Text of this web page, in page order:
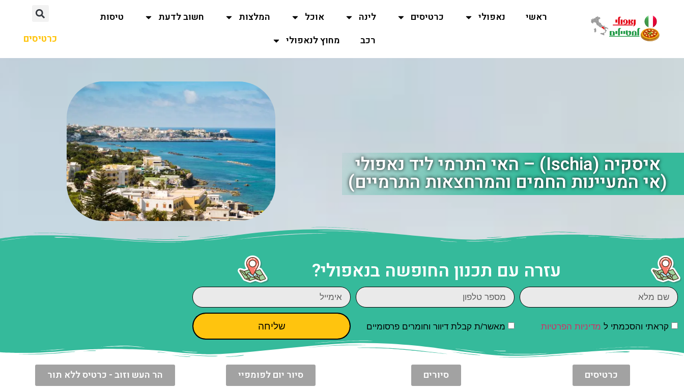
ראשי נאפולי כרטיסים לינה אוכל המלצות חשוב לדעת
טיסות
רכב
מחוץ לנאפולי כרטיסים
איסקיה (Ischia) – האי התרמי ליד נאפולי
(אי המעיינות החמים והמרחצאות התרמיים)
עזרה עם תכנון החופשה בנאפולי?
קראתי והסכמתי ל מדיניות הפרטיות מאשר/ת קבלת דיוור וחומרים פרסומיים שליחה
כרטיסים סיורים סיור יום לפומפיי הר העש וזוב - כרטיס ללא תור